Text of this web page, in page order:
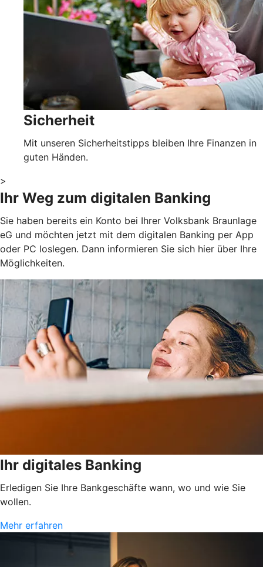
Sicherheit
Mit unseren Sicherheitstipps bleiben Ihre Finanzen in
guten Händen.
>
Ihr Weg zum digitalen Banking
Sie haben bereits ein Konto bei Ihrer Volksbank Braunlage
eG und möchten jetzt mit dem digitalen Banking per App
oder PC loslegen. Dann informieren Sie sich hier über Ihre
Möglichkeiten.
Ihr digitales Banking
Erledigen Sie Ihre Bankgeschäfte wann, wo und wie Sie
wollen.
Mehr erfahren